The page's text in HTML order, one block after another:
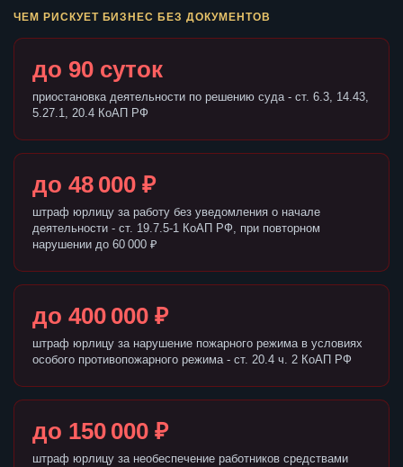
ЧЕМ РИСКУЕТ БИЗНЕС БЕЗ ДОКУМЕНТОВ
до 90 суток
приостановка деятельности по решению суда - ст. 6.3, 14.43,
5.27.1, 20.4 КоАП РФ
до 48 000 ₽
штраф юрлицу за работу без уведомления о начале
деятельности - ст. 19.7.5-1 КоАП РФ, при повторном
нарушении до 60 000 ₽
до 400 000 ₽
штраф юрлицу за нарушение пожарного режима в условиях
особого противопожарного режима - ст. 20.4 ч. 2 КоАП РФ
до 150 000 ₽
штраф юрлицу за необеспечение работников средствами